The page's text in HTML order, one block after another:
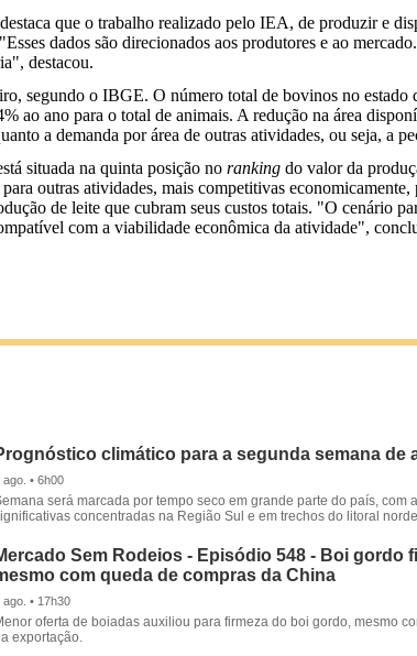
que o trabalho realizado pelo IEA, de produzir e
dados são direcionados aos produtores e ao
destacou.
segundo o IBGE. O número total de bovinos no estado
ao ano para o total de animais. A redução na área
a demanda por área de outras atividades, ou seja, a
situada na quinta posição no ranking do valor da
outras atividades, mais competitivas
de leite que cubram seus custos totais. "O cenário
com a viabilidade econômica da atividade",
climático para a segunda semana de
ago. • 6h00
será marcada por tempo seco em grande parte do país, com
concentradas na Região Sul e em trechos do litoral
Sem Rodeios - Episódio 548 - Boi gordo
com queda de compras da China
ago. • 17h30
oferta de boiadas auxiliou para firmeza do boi gordo, mesmo
exportação.